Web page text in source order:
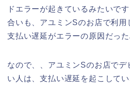
ドエラーが起きているみたいで
合いも、アユミンSのお店で利用
支払い遅延がエラーの原因だった
なので、、アユミンSのお店でデ
い人は、支払い遅延を起こして